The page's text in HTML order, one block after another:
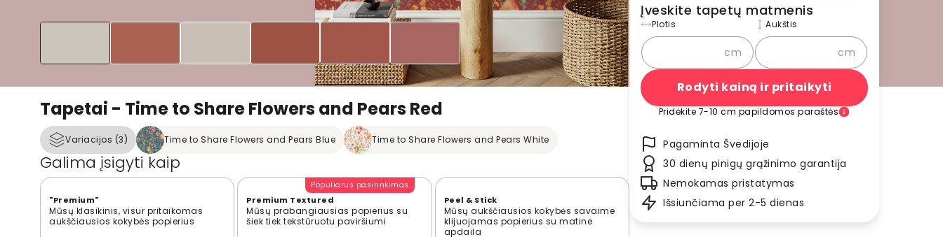
Tapetai - Time to Share Flowers and Pears Red
Variacijos (3) Time to Share Flowers and Pears Blue Time to Share Flowers and Pears White
Galima įsigyti kaip
"Premium"
Mūsų klasikinis, visur pritaikomas
aukščiausios kokybės popierius
Populiarus pasirinkimas
Premium Textured
Mūsų prabangiausias popierius su
šiek tiek tekstūruotu paviršiumi
Peel & Stick
Mūsų aukščiausios kokybės savaime
klijuojamas popierius su matine
apdaila
Įveskite tapetų matmenis
Plotis
cm
Aukštis
cm
Rodyti kainą ir pritaikyti
Pridėkite 7-10 cm papildomos paraštės
Pagaminta Švedijoje
30 dienų pinigų grąžinimo garantija
Nemokamas pristatymas
Išsiunčiama per 2-5 dienas